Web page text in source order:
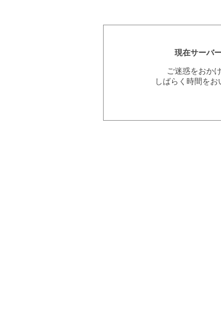
現在サーバ
ご迷惑をおか
しばらく時間を